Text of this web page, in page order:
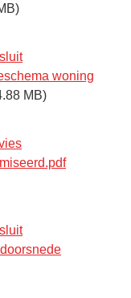
woning
MB)